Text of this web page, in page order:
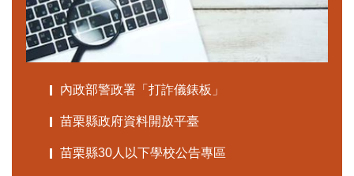
內政部警政署「打詐儀錶板」
苗栗縣政府資料開放平臺
苗栗縣30人以下學校公告專區